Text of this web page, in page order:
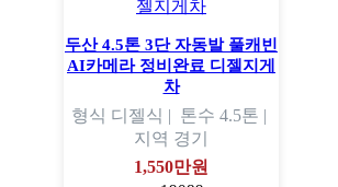
두산 4.5톤 3단 자동발 풀캐빈
AI카메라 정비완료 디젤지게
차
형식 디젤식 | 톤수 4.5톤 |
지역 경기
1,550만원